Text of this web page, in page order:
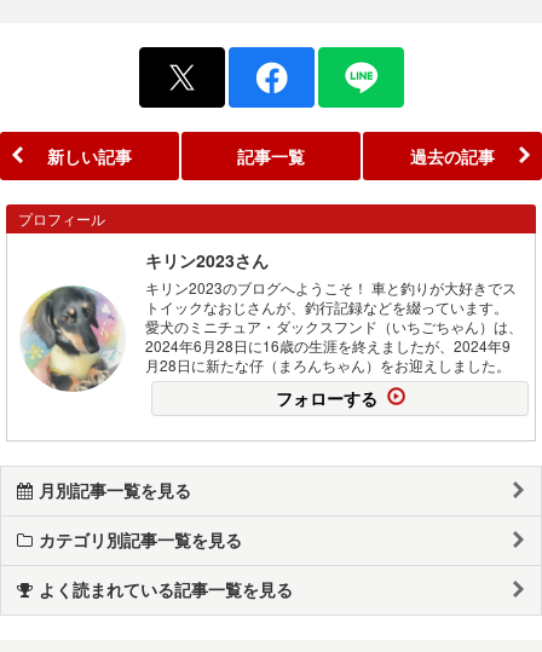
新しい記事 記事一覧 過去の記事
プロフィール
キリン2023さん
キリン2023のブログへようこそ！ 車と釣りが大好きでス
トイックなおじさんが、釣行記録などを綴っています。
愛犬のミニチュア・ダックスフンド（いちごちゃん）は、
2024年6月28日に16歳の生涯を終えましたが、2024年9
月28日に新たな仔（まろんちゃん）をお迎えしました。
フォローする
月別記事一覧を見る
カテゴリ別記事一覧を見る
よく読まれている記事一覧を見る